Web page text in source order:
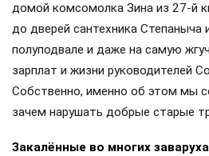
домой комсомолка Зина из 27-й
до дверей сантехника Степаныча
полуподвале и даже на самую
зарплат и жизни руководителей
Собственно, именно об этом мы
зачем нарушать добрые старые
Закалённые во многих